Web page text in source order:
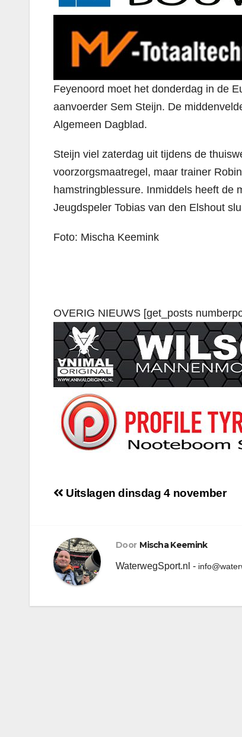
Feyenoord moet het donderdag in de
aanvoerder Sem Steijn. De
Algemeen Dagblad.
Steijn viel zaterdag uit tijdens de
voorzorgsmaatregel, maar trainer
hamstringblessure. Inmiddels heeft de
Jeugdspeler Tobias van den Elshout
Foto: Mischa Keemink
OVERIG NIEUWS [get_posts
Uitslagen dinsdag 4 november
Door Mischa Keemink
WaterwegSport.nl -